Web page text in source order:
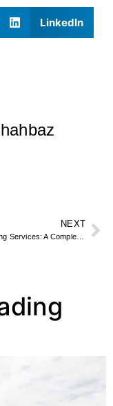
LinkedIn
NEXT